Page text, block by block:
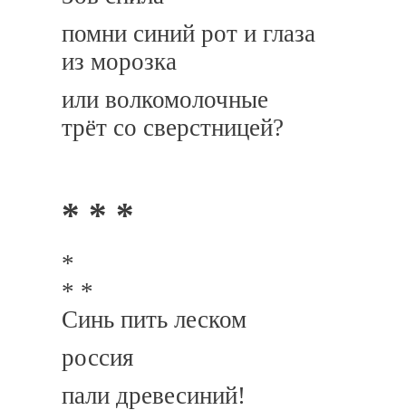
помни синий рот и глаза
из морозка
или волкомолочные
трёт со сверстницей?
* * *
*
* *
Синь пить леском
россия
пали древесиний!